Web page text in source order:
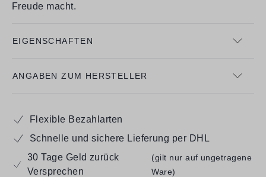
Freude macht.
EIGENSCHAFTEN
ANGABEN ZUM HERSTELLER
Flexible Bezahlarten
Schnelle und sichere Lieferung per DHL
30 Tage Geld zurück
Versprechen
(gilt nur auf ungetragene
Ware)